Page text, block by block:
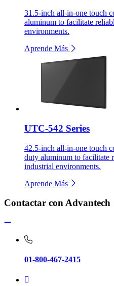
31.5-inch all-in-one touch
aluminum to facilitate
environments.
Aprende Más
UTC-542 Series
42.5-inch all-in-one touch
duty aluminum to facilitate
industrial environments.
Aprende Más
Contactar con Advantech
01-800-467-2415